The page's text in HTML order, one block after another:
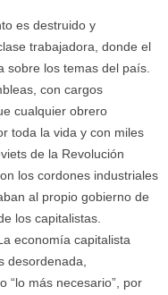
es destruido y
trabajadora, donde el
sobre los temas del país.
con cargos
cualquier obrero
toda la vida y con miles
de la Revolución
los cordones industriales
al propio gobierno de
los capitalistas.
economía capitalista
desordenada,
“lo más necesario”, por